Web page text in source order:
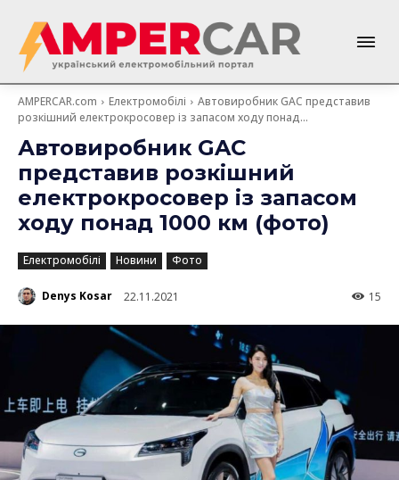
AMPERCAR.com Електромобілі
Автовиробник GAC представив
розкішний електрокросовер із запасом ходу понад...
Автовиробник GAC
представив розкішний
електрокросовер із запасом
ходу понад 1000 км (фото)
Електромобілі Новини Фото
Denys Kosar 22.11.2021 15